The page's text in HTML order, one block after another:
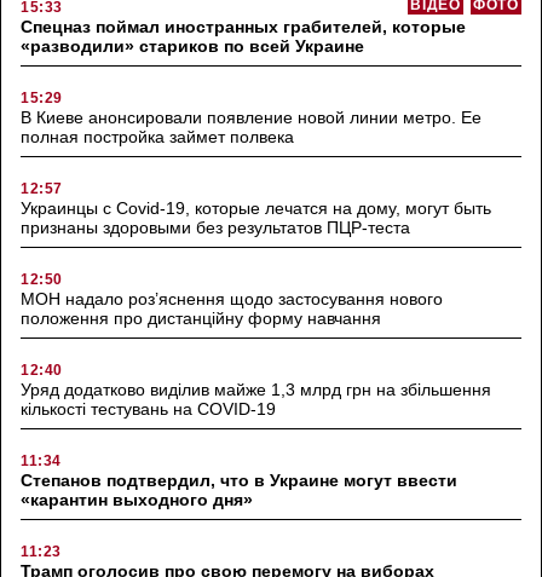
15:33 ФОТО
ВІДЕО
Спецназ поймал иностранных грабителей, которые
«разводили» стариков по всей Украине
15:29
В Киеве анонсировали появление новой линии метро. Ее
полная постройка займет полвека
12:57
Украинцы с Covid-19, которые лечатся на дому, могут быть
признаны здоровыми без результатов ПЦР-теста
12:50
МОН надало роз’яснення щодо застосування нового
положення про дистанційну форму навчання
12:40
Уряд додатково виділив майже 1,3 млрд грн на збільшення
кількості тестувань на COVID-19
11:34
Степанов подтвердил, что в Украине могут ввести
«карантин выходного дня»
11:23
Трамп оголосив про свою перемогу на виборах